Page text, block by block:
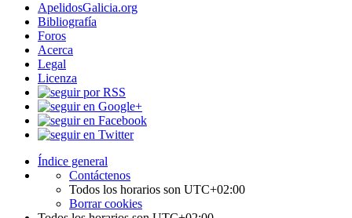
ApelidosGalicia.org
Bibliografía
Foros
Acerca
Legal
Licenza
Índice general
Contáctenos
Todos los horarios son UTC+02:00
Borrar cookies